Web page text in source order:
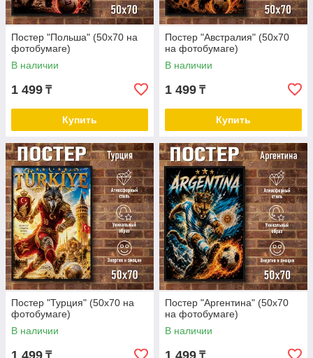
Постер "Польша" (50х70 на
фотобумаге)
В наличии
1 499 ₸
Купить
Постер "Австралия" (50х70
на фотобумаге)
В наличии
1 499 ₸
Купить
Постер "Турция" (50х70 на
фотобумаге)
В наличии
Постер "Аргентина" (50х70
на фотобумаге)
В наличии